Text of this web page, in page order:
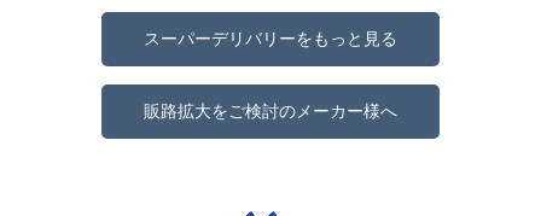
スーパーデリバリーをもっと見る
販路拡大をご検討のメーカー様へ